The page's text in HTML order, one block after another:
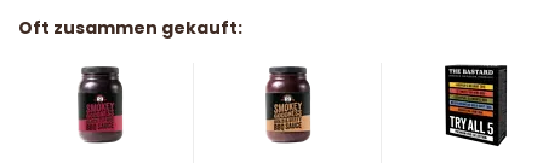
Oft zusammen gekauft: